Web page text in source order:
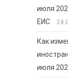
июля
ЕИС
Как
июля